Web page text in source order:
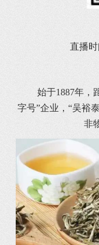
直播
始于1887年，
字号”企业，“吴裕
非